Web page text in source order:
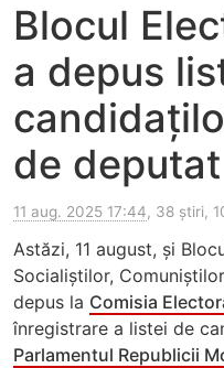
Blocul
a depus
de
11 aug. 2025 17:44, 38 știri,
Astăzi, 11 august, și
Socialiștilor,
depus la Comisia
înregistrare a listei de
Parlamentul Republicii